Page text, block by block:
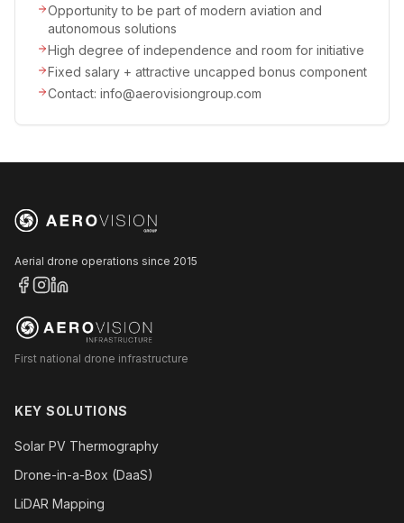
Opportunity to be part of modern aviation and
autonomous solutions
High degree of independence and room for initiative
Fixed salary + attractive uncapped bonus component
Contact: info@aerovisiongroup.com
Aerial drone operations since 2015
First national drone infrastructure
KEY SOLUTIONS
Solar PV Thermography
Drone-in-a-Box (DaaS)
LiDAR Mapping